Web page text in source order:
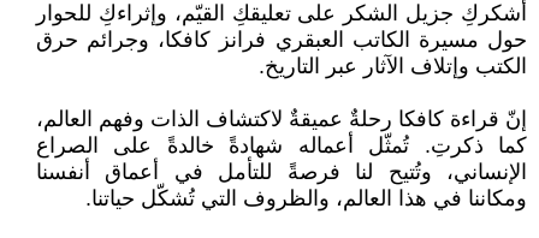
أشكركِ جزيل الشكر على تعليقكِ القيّم، وإثراءكِ للحوار
حول مسيرة الكاتب العبقري فرانز كافكا، وجرائم حرق
الكتب وإتلاف الآثار عبر التاريخ.
إنّ قراءة كافكا رحلةٌ عميقةٌ لاكتشاف الذات وفهم العالم،
كما ذكرتِ. تُمثّل أعماله شهادةً خالدةً على الصراع
الإنساني، وتُتيح لنا فرصةً للتأمل في أعماق أنفسنا
ومكاننا في هذا العالم، والظروف التي تُشكّل حياتنا.